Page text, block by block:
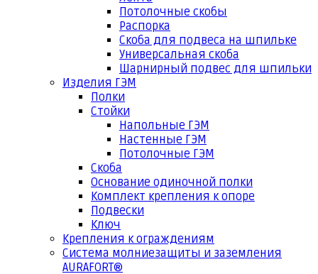
Потолочные скобы
Распорка
Скоба для подвеса на шпильке
Универсальная скоба
Шарнирный подвес для шпильки
Изделия ГЭМ
Полки
Стойки
Напольные ГЭМ
Настенные ГЭМ
Потолочные ГЭМ
Скоба
Основание одиночной полки
Комплект крепления к опоре
Подвески
Ключ
Крепления к ограждениям
Система молниезащиты и заземления
AURAFORT®